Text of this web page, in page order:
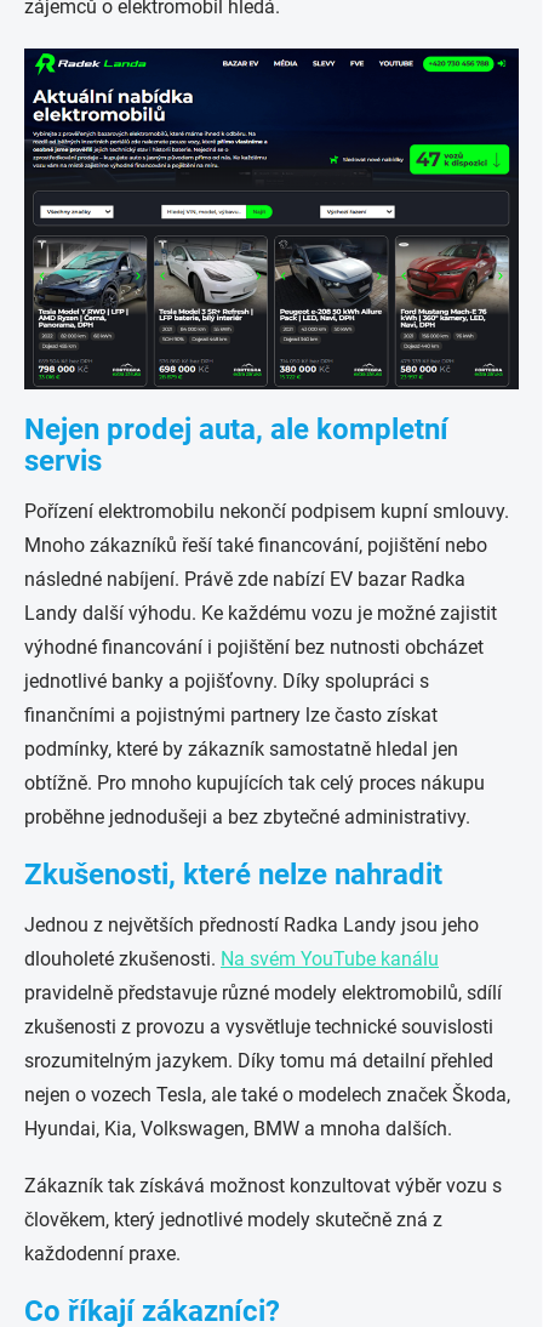
zájemců o elektromobil hledá.
Nejen prodej auta, ale kompletní
servis
Pořízení elektromobilu nekončí podpisem kupní smlouvy.
Mnoho zákazníků řeší také financování, pojištění nebo
následné nabíjení. Právě zde nabízí EV bazar Radka
Landy další výhodu. Ke každému vozu je možné zajistit
výhodné financování i pojištění bez nutnosti obcházet
jednotlivé banky a pojišťovny. Díky spolupráci s
finančními a pojistnými partnery lze často získat
podmínky, které by zákazník samostatně hledal jen
obtížně. Pro mnoho kupujících tak celý proces nákupu
proběhne jednodušeji a bez zbytečné administrativy.
Zkušenosti, které nelze nahradit
Jednou z největších předností Radka Landy jsou jeho
dlouholeté zkušenosti. Na svém YouTube kanálu
pravidelně představuje různé modely elektromobilů, sdílí
zkušenosti z provozu a vysvětluje technické souvislosti
srozumitelným jazykem. Díky tomu má detailní přehled
nejen o vozech Tesla, ale také o modelech značek Škoda,
Hyundai, Kia, Volkswagen, BMW a mnoha dalších.
Zákazník tak získává možnost konzultovat výběr vozu s
člověkem, který jednotlivé modely skutečně zná z
každodenní praxe.
Co říkají zákazníci?